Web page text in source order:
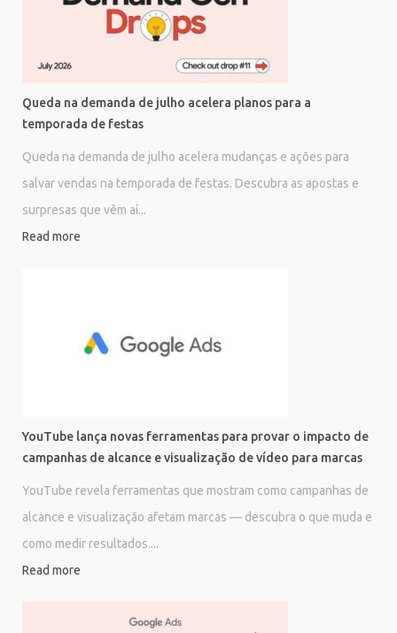
Queda na demanda de julho acelera planos para a
temporada de festas
Queda na demanda de julho acelera mudanças e ações para
salvar vendas na temporada de festas. Descubra as apostas e
surpresas que vêm aí...
Read more
YouTube lança novas ferramentas para provar o impacto de
campanhas de alcance e visualização de vídeo para marcas
YouTube revela ferramentas que mostram como campanhas de
alcance e visualização afetam marcas — descubra o que muda e
como medir resultados....
Read more